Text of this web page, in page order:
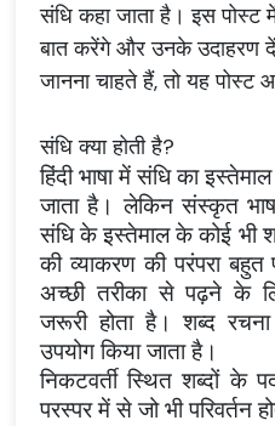
संधि कहा जाता है। इस पोस्ट
बात करेंगे और उनके उदाहरण
जानना चाहते हैं, तो यह पोस्ट
संधि क्या होती है?
हिंदी भाषा में संधि का
जाता है। लेकिन संस्कृत
संधि के इस्तेमाल के कोई भी
की व्याकरण की परंपरा
अच्छी तरीका से पढ़ने के
जरूरी होता है। शब्द
उपयोग किया जाता है।
निकटवर्ती स्थित शब्दों के
परस्पर में से जो भी परिवर्तन